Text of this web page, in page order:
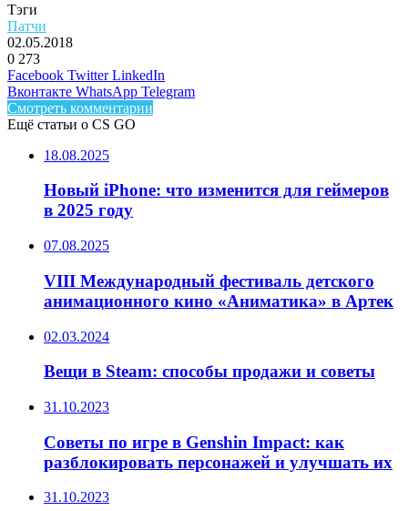
Тэги
Патчи
02.05.2018
0 273
Facebook Twitter LinkedIn
Вконтакте WhatsApp Telegram
Смотреть комментарии
Ещё статьи о CS GO
18.08.2025
Новый iPhone: что изменится для геймеров
в 2025 году
07.08.2025
VIII Международный фестиваль детского
анимационного кино «Аниматика» в Артек
02.03.2024
Вещи в Steam: способы продажи и советы
31.10.2023
Советы по игре в Genshin Impact: как
разблокировать персонажей и улучшать их
31.10.2023